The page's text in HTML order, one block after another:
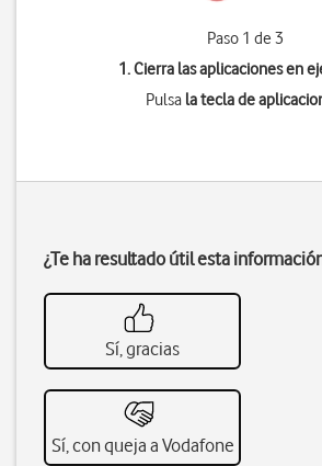
Paso 1 de 3
1. Cierra las aplicaciones en
Pulsa la tecla de
¿Te ha resultado útil esta
Sí, gracias
Sí, con queja a Vodafone